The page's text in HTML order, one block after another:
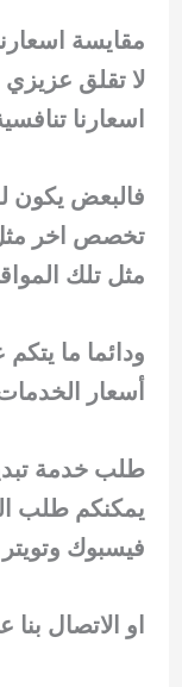
مقايسة
لا تقلق عزيزي
اسعارنا
فالبعض يكون
تخصص اخر مثل
مثل تلك
ودائما ما
أسعار
طلب خدمة
يمكنكم طلب
فيسبوك
او الاتصال